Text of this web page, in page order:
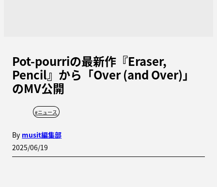
Pot-pourriの最新作『Eraser,
Pencil』から「Over (and Over)」
のMV公開
#ニュース
By musit編集部
2025/06/19